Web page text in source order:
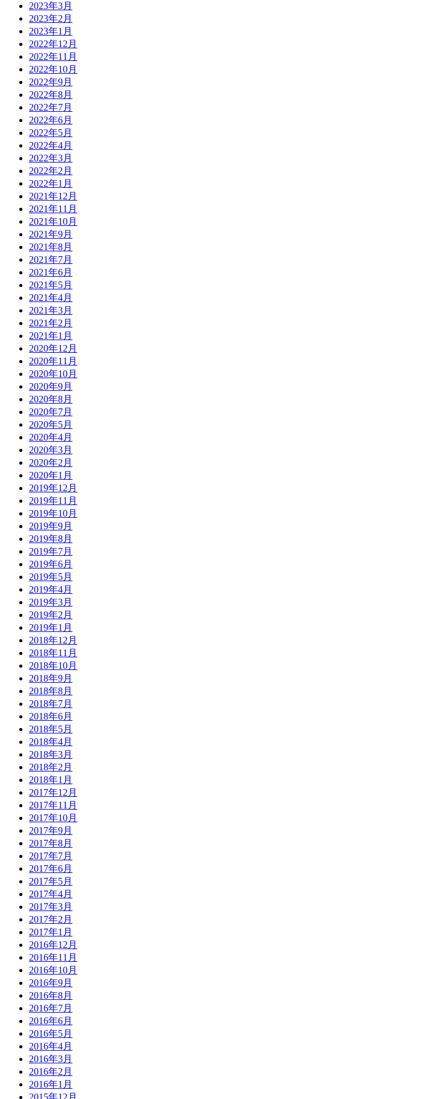
2023年3月
2023年2月
2023年1月
2022年12月
2022年11月
2022年10月
2022年9月
2022年8月
2022年7月
2022年6月
2022年5月
2022年4月
2022年3月
2022年2月
2022年1月
2021年12月
2021年11月
2021年10月
2021年9月
2021年8月
2021年7月
2021年6月
2021年5月
2021年4月
2021年3月
2021年2月
2021年1月
2020年12月
2020年11月
2020年10月
2020年9月
2020年8月
2020年7月
2020年5月
2020年4月
2020年3月
2020年2月
2020年1月
2019年12月
2019年11月
2019年10月
2019年9月
2019年8月
2019年7月
2019年6月
2019年5月
2019年4月
2019年3月
2019年2月
2019年1月
2018年12月
2018年11月
2018年10月
2018年9月
2018年8月
2018年7月
2018年6月
2018年5月
2018年4月
2018年3月
2018年2月
2018年1月
2017年12月
2017年11月
2017年10月
2017年9月
2017年8月
2017年7月
2017年6月
2017年5月
2017年4月
2017年3月
2017年2月
2017年1月
2016年12月
2016年11月
2016年10月
2016年9月
2016年8月
2016年7月
2016年6月
2016年5月
2016年4月
2016年3月
2016年2月
2016年1月